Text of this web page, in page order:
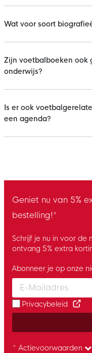
Wat voor soort
Zijn voetbalboeken ook
onderwijs?
Is er ook
een agenda?
Geniet nu van 5%
bestelling!*
Schrijf je nu in voor de
ontvang 5% extra
Enter your email and
Abonneer je op onze
Privacybeleid
* Actievoorwaarden